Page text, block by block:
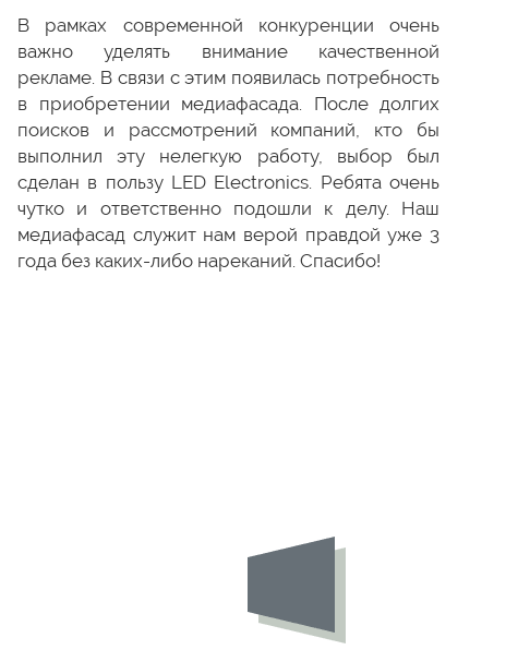
В рамках современной конкуренции очень
важно уделять внимание качественной
рекламе. В связи с этим появилась потребность
в приобретении медиафасада. После долгих
поисков и рассмотрений компаний, кто бы
выполнил эту нелегкую работу, выбор был
сделан в пользу LED Electronics. Ребята очень
чутко и ответственно подошли к делу. Наш
медиафасад служит нам верой правдой уже 3
года без каких-либо нареканий. Спасибо!